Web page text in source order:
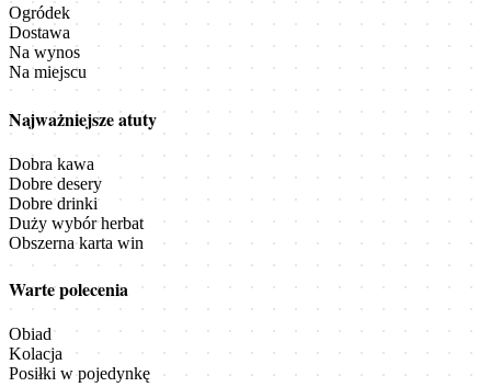
Ogródek
Dostawa
Na wynos
Na miejscu
Najważniejsze atuty
Dobra kawa
Dobre desery
Dobre drinki
Duży wybór herbat
Obszerna karta win
Warte polecenia
Obiad
Kolacja
Posiłki w pojedynkę